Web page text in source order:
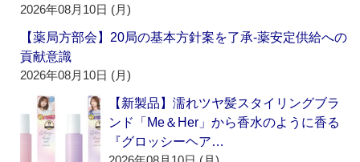
2026年08月10日 (月)
【薬局方部会】20局の基本方針案を了承‐薬安定供給への
貢献意識
2026年08月10日 (月)
【新製品】濡れツヤ髪スタイリングブラ
ンド「Me＆Her」から香水のように香る
『グロッシーヘア…